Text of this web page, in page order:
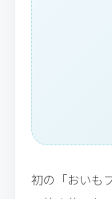
初の「おいも